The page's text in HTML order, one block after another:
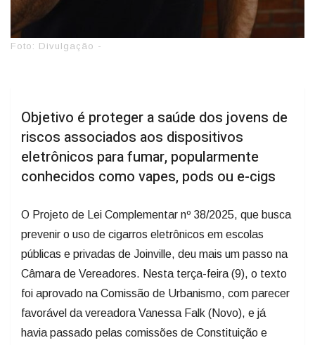
Foto: Divulgação -
Objetivo é proteger a saúde dos jovens de
riscos associados aos dispositivos
eletrônicos para fumar, popularmente
conhecidos como vapes, pods ou e-cigs
O Projeto de Lei Complementar nº 38/2025, que busca
prevenir o uso de cigarros eletrônicos em escolas
públicas e privadas de Joinville, deu mais um passo na
Câmara de Vereadores. Nesta terça-feira (9), o texto
foi aprovado na Comissão de Urbanismo, com parecer
favorável da vereadora Vanessa Falk (Novo), e já
havia passado pelas comissões de Constituição e